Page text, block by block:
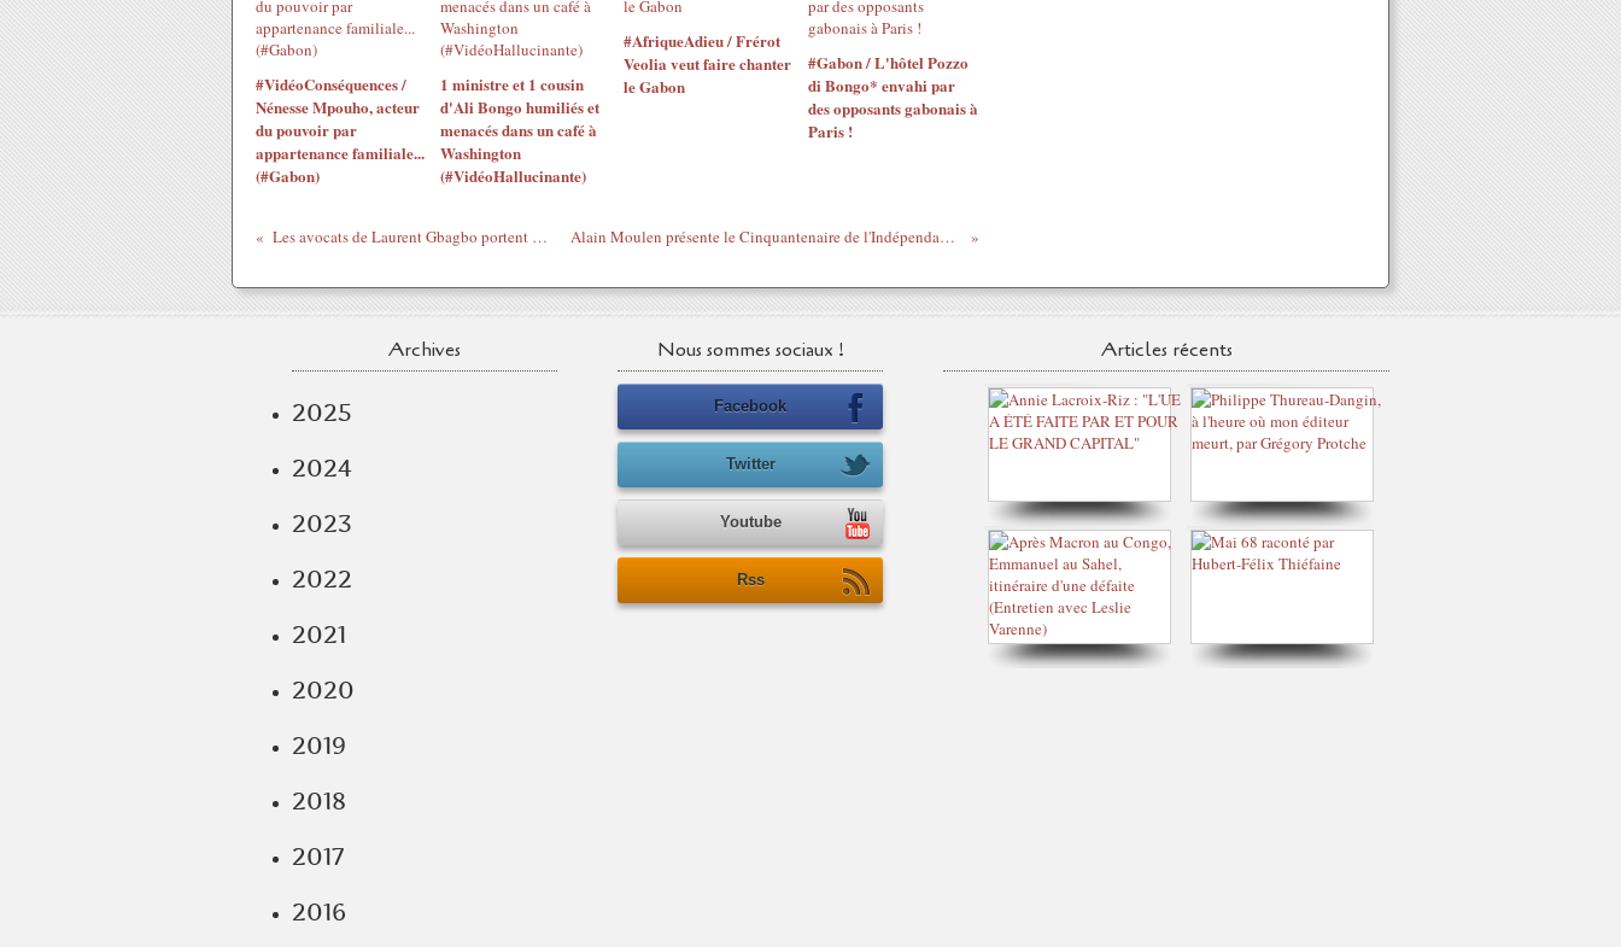
#VidéoConséquences /
Nénesse Mpouho, acteur
du pouvoir par
appartenance familiale...
(#Gabon)
1 ministre et 1 cousin
d'Ali Bongo humiliés et
menacés dans un café à
Washington
(#VidéoHallucinante)
#AfriqueAdieu / Frérot
Veolia veut faire chanter
le Gabon
#Gabon / L'hôtel Pozzo
di Bongo* envahi par
des opposants gabonais à
Paris !
Les avocats de Laurent Gbagbo portent plainte contre Martine Aubry ! Alain Moulen présente le Cinquantenaire de l'Indépendance ET de la Réunification du Cameroun
Archives
2025
2024
2023
2022
2021
2020
2019
2018
2017
2016
Nous sommes sociaux !
Facebook
Twitter
Youtube
Rss
Articles récents